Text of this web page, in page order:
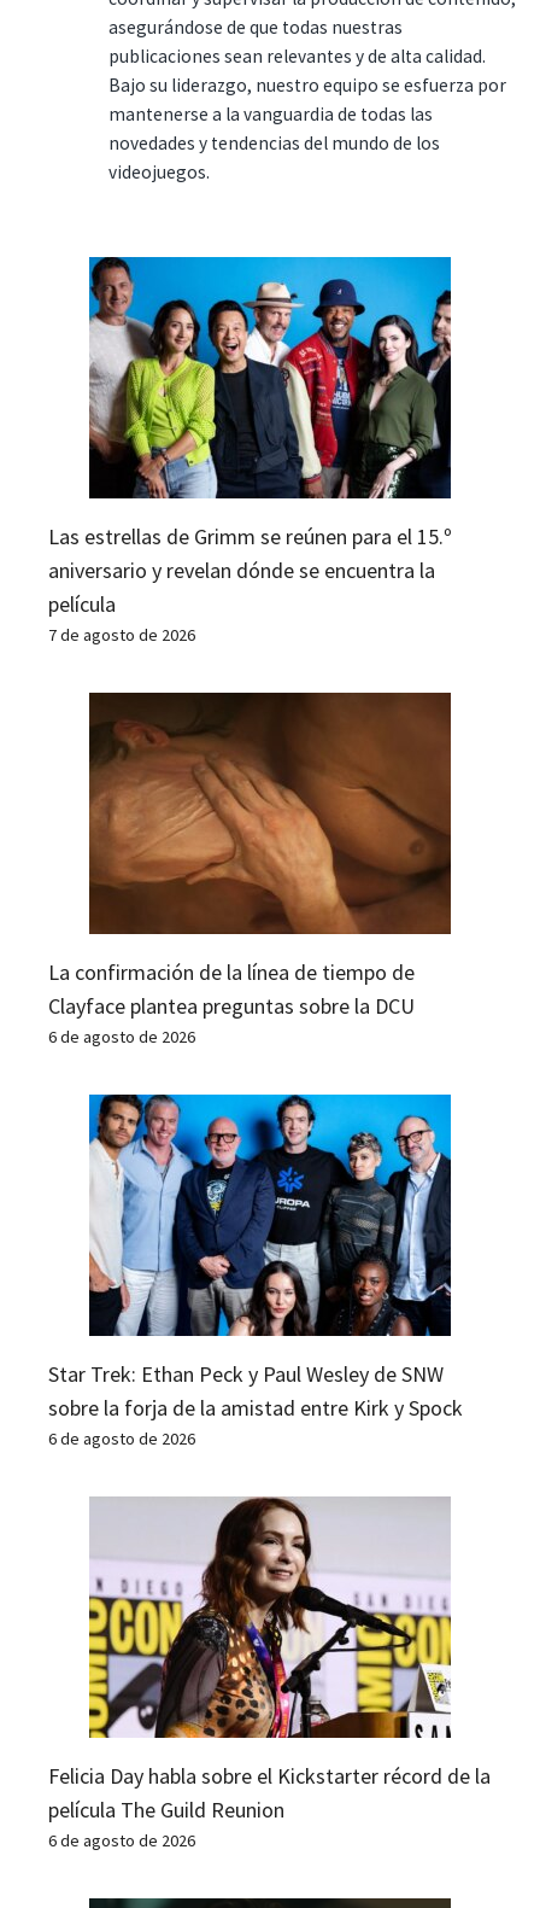
asegurándose de que todas nuestras
publicaciones sean relevantes y de alta calidad.
Bajo su liderazgo, nuestro equipo se esfuerza por
mantenerse a la vanguardia de todas las
novedades y tendencias del mundo de los
videojuegos.
Las estrellas de Grimm se reúnen para el 15.º
aniversario y revelan dónde se encuentra la
película
7 de agosto de 2026
La confirmación de la línea de tiempo de
Clayface plantea preguntas sobre la DCU
6 de agosto de 2026
Star Trek: Ethan Peck y Paul Wesley de SNW
sobre la forja de la amistad entre Kirk y Spock
6 de agosto de 2026
Felicia Day habla sobre el Kickstarter récord de la
película The Guild Reunion
6 de agosto de 2026